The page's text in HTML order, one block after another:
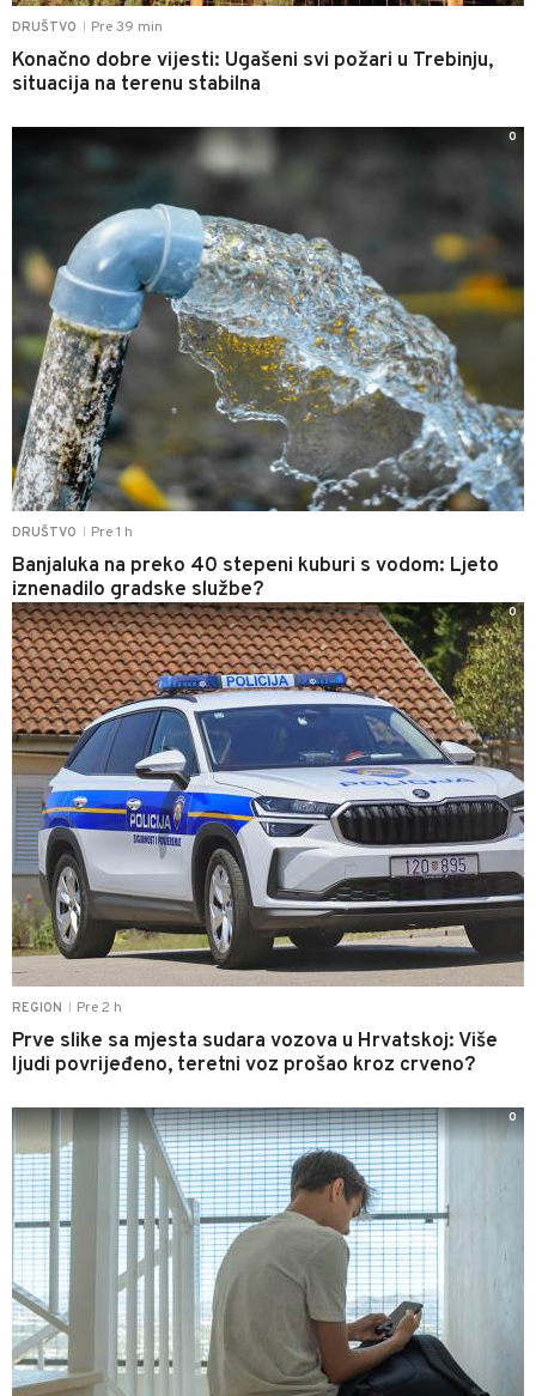
DRUŠTVO Pre 39 min
Konačno dobre vijesti: Ugašeni svi požari u Trebinju,
situacija na terenu stabilna
DRUŠTVO Pre 1 h
Banjaluka na preko 40 stepeni kuburi s vodom: Ljeto
iznenadilo gradske službe?
0
REGION Pre 2 h
Prve slike sa mjesta sudara vozova u Hrvatskoj: Više
ljudi povrijeđeno, teretni voz prošao kroz crveno?
0
0